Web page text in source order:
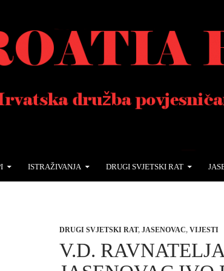
ISTRAŽIVANJA DRUGI SVJETSKI RAT
DRUGI SVJETSKI RAT, JASENOVAC, VIJESTI
V.D.